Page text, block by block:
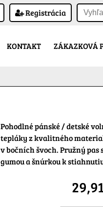
Registrácia
KONTAKT ZÁKAZKOVÁ
Pohodlné pánské / detské
tepláky z kvalitného
v bočních švoch. Pružný pas
gumou a šnúrkou k